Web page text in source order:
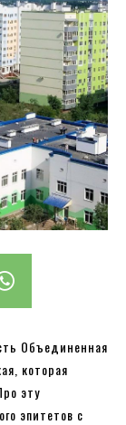
Объединенная
которая
эту
эпитетов с